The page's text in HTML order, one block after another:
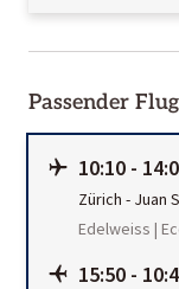
Passender
10:10 -
Zürich - Juan
Edelweiss |
15:50 -